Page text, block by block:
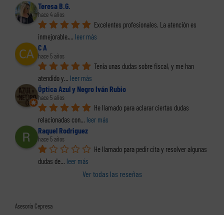
Teresa B.G.
hace 4 años
Excelentes profesionales. La atención es
inmejorable,... leer más
C A
hace 5 años
Tenia unas dudas sobre fiscal, y me han
atendido y... leer más
Óptica Azul y Negro Iván Rubio
hace 5 años
He llamado para aclarar ciertas dudas
relacionadas con... leer más
Raquel Rodriguez
hace 5 años
He llamado para pedir cita y resolver algunas
dudas de... leer más
Ver todas las reseñas
Asesoría Cepresa